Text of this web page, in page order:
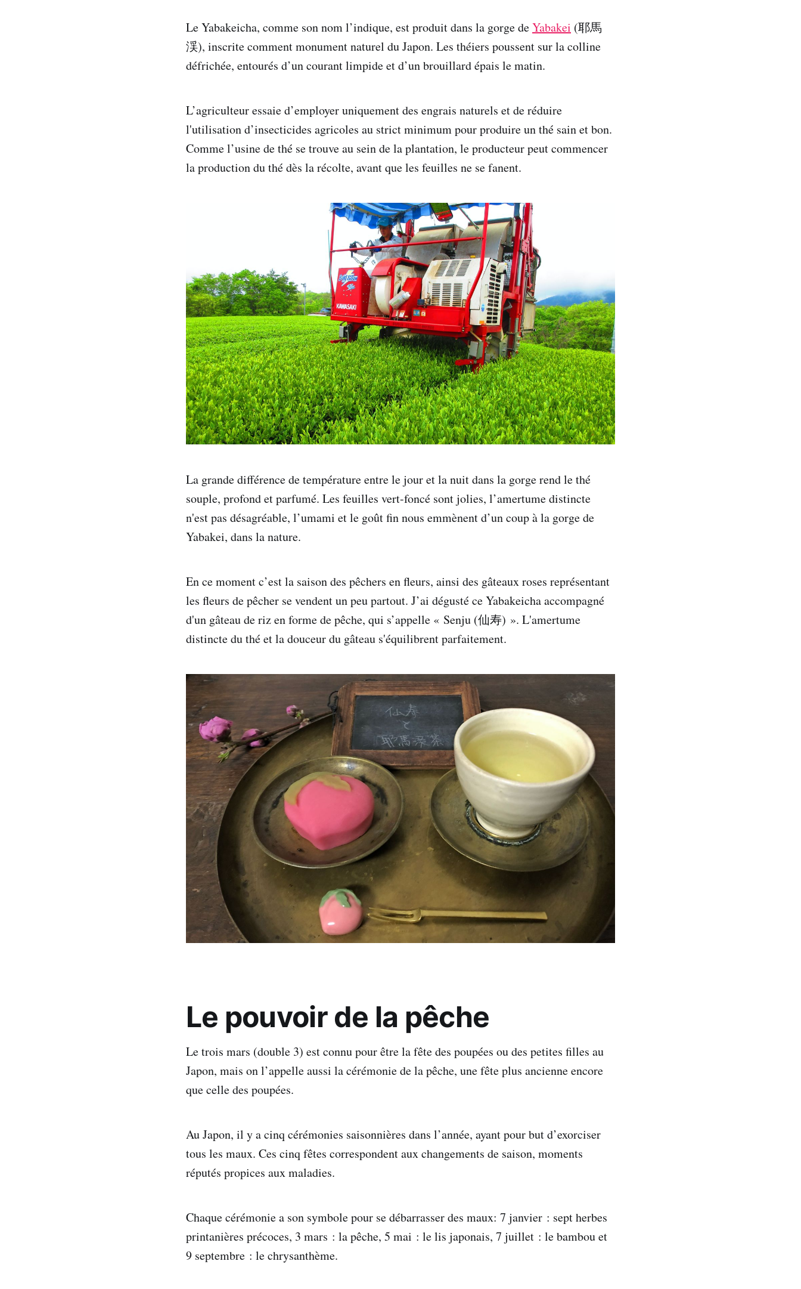
Le Yabakeicha, comme son nom l’indique, est produit dans la gorge deYabakei (耶馬
渓), inscrite comment monument naturel du Japon. Les théiers poussent sur la colline
défrichée, entourés d’un courant limpide et d’un brouillard épais le matin.
L’agriculteur essaie d’employer uniquement des engrais naturels et de réduire
l'utilisation d’insecticides agricoles au strict minimum pour produire un thé sain et bon.
Comme l’usine de thé se trouve au sein de la plantation, le producteur peut commencer
la production du thé dès la récolte, avant que les feuilles ne se fanent.
La grande différence de température entre le jour et la nuit dans la gorge rend le thé
souple, profond et parfumé. Les feuilles vert-foncé sont jolies, l’amertume distincte
n'est pas désagréable, l’umami et le goût fin nous emmènent d’un coup à la gorge de
Yabakei, dans la nature.
En ce moment c’est la saison des pêchers en fleurs, ainsi des gâteaux roses représentant
les fleurs de pêcher se vendent un peu partout. J’ai dégusté ce Yabakeicha accompagné
d'un gâteau de riz en forme de pêche, qui s’appelle « Senju (仙寿) ». L'amertume
distincte du thé et la douceur du gâteau s'équilibrent parfaitement.
Le pouvoir de la pêche
Le trois mars (double 3) est connu pour être la fête des poupées ou des petites filles au
Japon, mais on l’appelle aussi la cérémonie de la pêche, une fête plus ancienne encore
que celle des poupées.
Au Japon, il y a cinq cérémonies saisonnières dans l’année, ayant pour but d’exorciser
tous les maux. Ces cinq fêtes correspondent aux changements de saison, moments
réputés propices aux maladies.
Chaque cérémonie a son symbole pour se débarrasser des maux: 7 janvier : sept herbes
printanières précoces, 3 mars : la pêche, 5 mai : le lis japonais, 7 juillet : le bambou et
9 septembre : le chrysanthème.